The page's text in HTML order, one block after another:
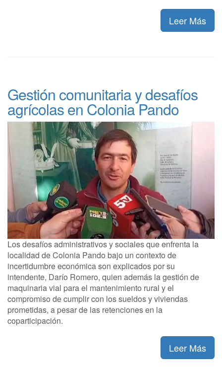
Leer Más
Gestión comunitaria y desafíos
agrícolas en Colonia Pando
Los desafíos administrativos y sociales que enfrenta la
localidad de Colonia Pando bajo un contexto de
incertidumbre económica son explicados por su
intendente, Darío Romero, quien además la gestión de
maquinaria vial para el mantenimiento rural y el
compromiso de cumplir con los sueldos y viviendas
prometidas, a pesar de las retenciones en la
coparticipación.
Leer Más